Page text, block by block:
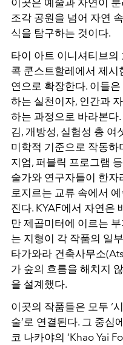
조각 공원을 넘어 자연
식을 탐구하는 것이다.
타이 아트 이니셔티브의
콕 쿤스트할레에서 제시
연으로 확장한다. 이들
하는 실천이자, 인간과
하는 과정으로 바라본다
김, 개방성, 실험성 총
미학적 기준으로 작동하
지엄, 퍼블릭 프로그램
술가와 연구자들이 한자
로지르는 교류 속에서
진다. KYAF에서 자연은
만 제곱미터에 이르는
는 지형이 각 작품의 일
타가와라 건축사무소
가 숲의 흐름을 해치지
을 설계했다.
이곳의 작품들은 모두 ‘
술’로 연결된다. 그 중심
코 나카야의 ‘Khao Yai